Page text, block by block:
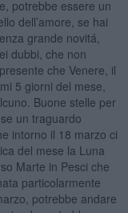
potrebbe essere un
dell’amore, se hai
grande novitá,
dubbi, che non
che Venere, il
5 giorni del mese,
Buone stelle per
un traguardo
intorno il 18 marzo ci
del mese la Luna
Marte in Pesci che
particolarmente
potrebbe andare